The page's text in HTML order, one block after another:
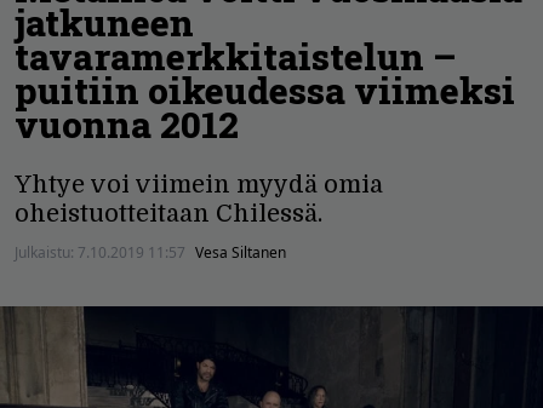
jatkuneen
tavaramerkkitaistelun –
puitiin oikeudessa viimeksi
vuonna 2012
Yhtye voi viimein myydä omia
oheistuotteitaan Chilessä.
Julkaistu: 7.10.2019 11:57 Vesa Siltanen